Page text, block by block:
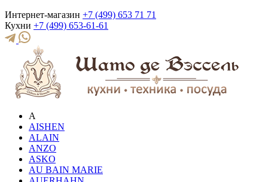
Интернет-магазин +7 (499) 653 71 71
Кухни +7 (499) 653-61-61
A
AISHEN
ALAIN
ANZO
ASKO
AU BAIN MARIE